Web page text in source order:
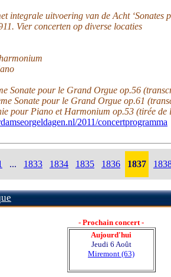
integrale uitvoering van de Acht ‘Sonates
Vier concerten op diverse locaties
Sonate pour le Grand Orgue op.56
Sonate pour le Grand Orgue op.61
pour Piano et Harmonium op.53 (tirée de
2011/concertprogramma
... 1833 1834 1835 1836 1837
- Prochain concert -
Aujourd'hui
Jeudi 6 Août
Miremont (63)